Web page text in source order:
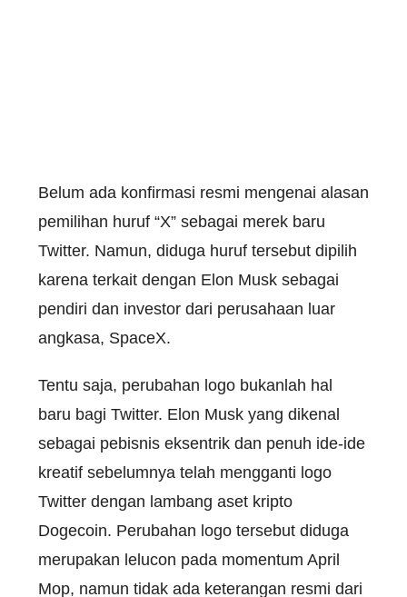
Belum ada konfirmasi resmi mengenai alasan
pemilihan huruf “X” sebagai merek baru
Twitter. Namun, diduga huruf tersebut dipilih
karena terkait dengan Elon Musk sebagai
pendiri dan investor dari perusahaan luar
angkasa, SpaceX.
Tentu saja, perubahan logo bukanlah hal
baru bagi Twitter. Elon Musk yang dikenal
sebagai pebisnis eksentrik dan penuh ide-ide
kreatif sebelumnya telah mengganti logo
Twitter dengan lambang aset kripto
Dogecoin. Perubahan logo tersebut diduga
merupakan lelucon pada momentum April
Mop, namun tidak ada keterangan resmi dari